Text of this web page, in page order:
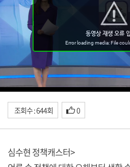
조회수 : 644회 0
심수현 정책캐스터>